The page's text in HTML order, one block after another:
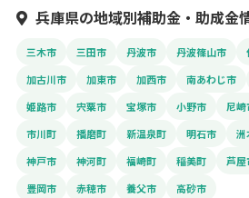
兵庫県の地域別補助金・助成金
三木市 三田市 丹波市 丹波篠山市
加古川市
加東市 加西市 南あわじ市
姫路市
宍粟市 宝塚市 小野市 尼崎
市川町
播磨町 新温泉町 明石市 洲
神戸市
神河町 福崎町 稲美町 芦屋
豊岡市
赤穂市 養父市 高砂市